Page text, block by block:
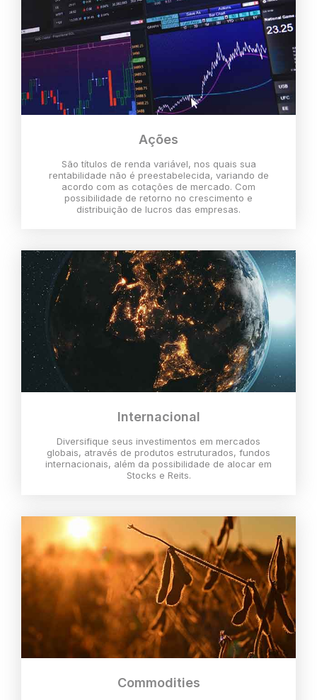
Ações
São títulos de renda variável, nos quais sua
rentabilidade não é preestabelecida, variando de
acordo com as cotações de mercado. Com
possibilidade de retorno no crescimento e
distribuição de lucros das empresas.
Internacional
Diversifique seus investimentos em mercados
globais, através de produtos estruturados, fundos
internacionais, além da possibilidade de alocar em
Stocks e Reits.
Commodities